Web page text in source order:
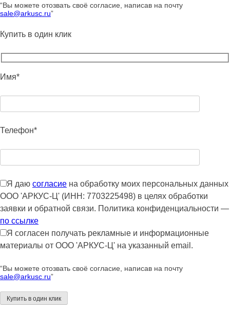
“Вы можете отозвать своё согласие, написав на почту
sale@arkusc.ru”
Купить в один клик
Имя*
Телефон*
Я даю согласие на обработку моих персональных данных
ООО 'АРКУС-Ц' (ИНН: 7703225498) в целях обработки
заявки и обратной связи. Политика конфиденциальности —
по ссылке
Я согласен получать рекламные и информационные
материалы от ООО 'АРКУС-Ц' на указанный email.
“Вы можете отозвать своё согласие, написав на почту
sale@arkusc.ru”